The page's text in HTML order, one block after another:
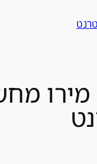
מירו